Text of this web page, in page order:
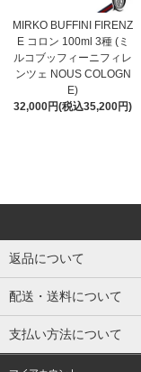
MIRKO BUFFINI FIRENZ
E コロン 100ml 3種 (ミ
ルコブッフィーニフィレ
ンツェ NOUS COLOGN
E)
32,000円(税込35,200円)
返品について
配送・送料について
支払い方法について